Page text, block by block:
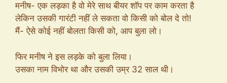
मनीष- एक लड़का है वो मेरे साथ बीयर शॉप पर काम करता है
लेकिन उसकी गारंटी नहीं ले सकता वो किसी को बोल दे तो!
मैं- ऐसे कोई नहीं बोलता किसी को, आप बुला लो।
फिर मनीष ने इस लड़के को बुला लिया।
उसका नाम विभोर था और उसकी उम्र 32 साल थी।